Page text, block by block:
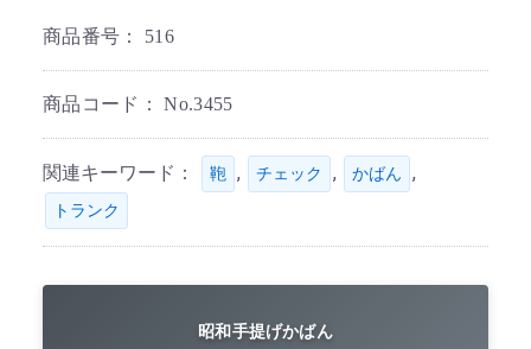
商品番号： 516
商品コード：No.3455
関連キーワード： 鞄 , チェック , かばん ,
トランク
昭和手提げかばん